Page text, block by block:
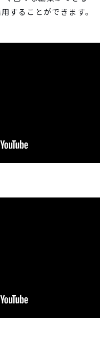
することができます。